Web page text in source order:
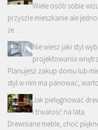
Wiele osób sobie
przyszłe mieszkanie ale
że …
Nie wiesz jaki styl
projektowania
Planujesz zakup domu lub
styl w nim ma panować,
Jak pielęgnować
i trwałość na lata
Drewniane meble, choć